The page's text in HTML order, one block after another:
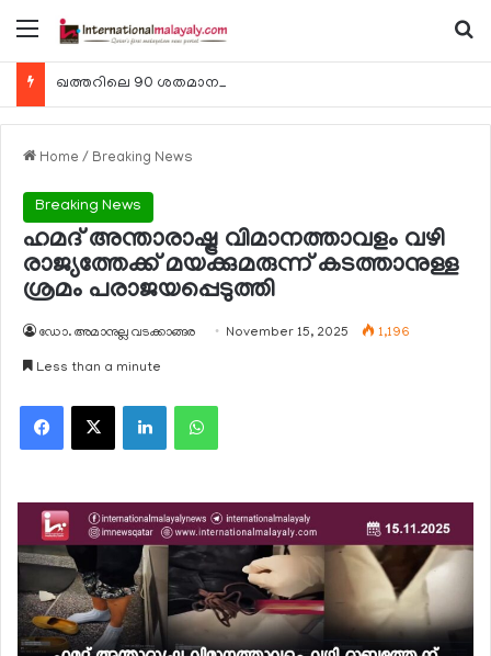
Menu
Home / Breaking News
Breaking News
ഹമദ് അന്താരാഷ്ട്ര വിമാനത്താവളം വഴി
രാജ്യത്തേക്ക് മയക്കുമരുന്ന് കടത്താനുള്ള
ശ്രമം പരാജയപ്പെടുത്തി
ഡോ. അമാനുല്ല വടക്കാങ്ങര November 15, 2025 1,196
Less than a minute
Facebook
X LinkedInWhatsApp